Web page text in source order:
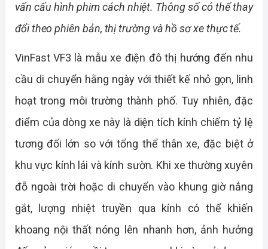
vấn cấu hình phim cách nhiệt. Thông số có thể thay
đổi theo phiên bản, thị trường và hồ sơ xe thực tế.
VinFast VF3 là mẫu xe điện đô thị hướng đến nhu
cầu di chuyển hằng ngày với thiết kế nhỏ gọn, linh
hoạt trong môi trường thành phố. Tuy nhiên, đặc
điểm của dòng xe này là diện tích kính chiếm tỷ lệ
tương đối lớn so với tổng thể thân xe, đặc biệt ở
khu vực kính lái và kính sườn. Khi xe thường xuyên
đỗ ngoài trời hoặc di chuyển vào khung giờ nắng
gắt, lượng nhiệt truyền qua kính có thể khiến
khoang nội thất nóng lên nhanh hơn, ảnh hưởng